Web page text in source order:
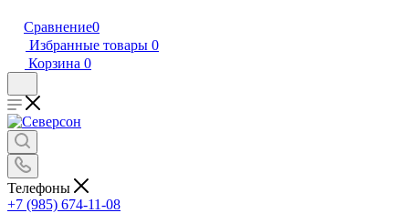
Сравнение0
Избранные товары 0
Корзина 0
Телефоны
+7 (985) 674-11-08